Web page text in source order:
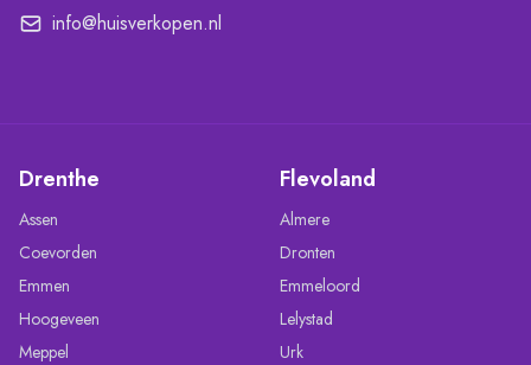
info@huisverkopen.nl
Drenthe
Assen
Coevorden
Emmen
Hoogeveen
Meppel
Flevoland
Almere
Dronten
Emmeloord
Lelystad
Urk